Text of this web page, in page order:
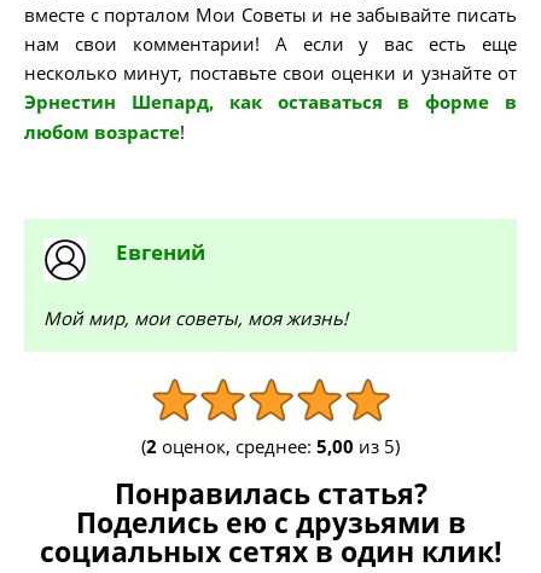
вместе с порталом Мои Советы и не забывайте писать
нам свои комментарии! А если у вас есть еще
несколько минут, поставьте свои оценки и узнайте от
Эрнестин Шепард, как оставаться в форме в
любом возрасте!
Евгений
Мой мир, мои советы, моя жизнь!
(2 оценок, среднее: 5,00 из 5)
Понравилась статья?
Поделись ею с друзьями в
социальных сетях в один клик!